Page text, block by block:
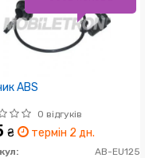
ABS
0 відгуків
₴ термін 2 дн.
AB-EU125